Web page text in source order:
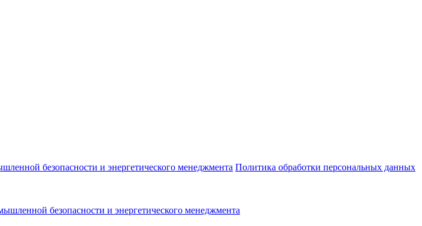
безопасности и энергетического менеджмента Политика обработки персональных данных
безопасности и энергетического менеджмента